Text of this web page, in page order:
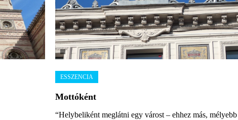
Mottóként
“Helybeliként meglátni egy várost – ehhez más, mélyebb